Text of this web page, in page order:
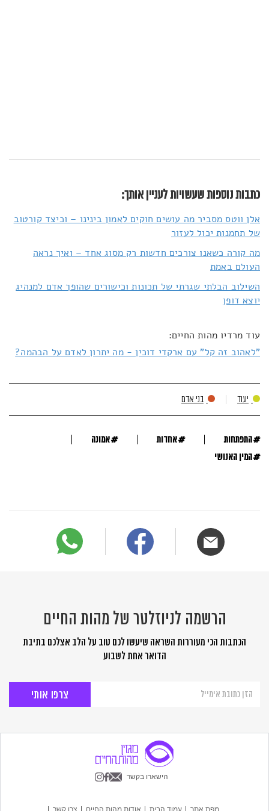
כתבות נוספות שעשויות לעניין אותך:
אלן ווטס מסביר מה עושים חוקים לאמון בינינו – וכיצד קורטוב
של תחמנות יכול לעזור
מה קורה כשאנו צורכים חדשות רק מסוג אחד – ואיך נראה
העולם באמת
השילוב הבלתי שגרתי של תכונות וכישורים שהופך אדם למנהיג
יוצא דופן
עוד מרדיו מהות החיים:
"לאהוב זה קל" עם ארקדי דוכין - מה יתרון לאדם על הבהמה?
יעוד בני אדם
#התפתחות #אחדות #אמונה
#המין האנושי
הרשמה לניוזלטר של מהות החיים
הכתבות הכי מעוררות השראה שיעשו לכם טוב על הלב אצלכם בתיבת
הדואר אחת לשבוע
לניוזלטר
החיים
הישארו בקשר
מפת אתר עמוד הבית אודות מהות החיים צרו קשר